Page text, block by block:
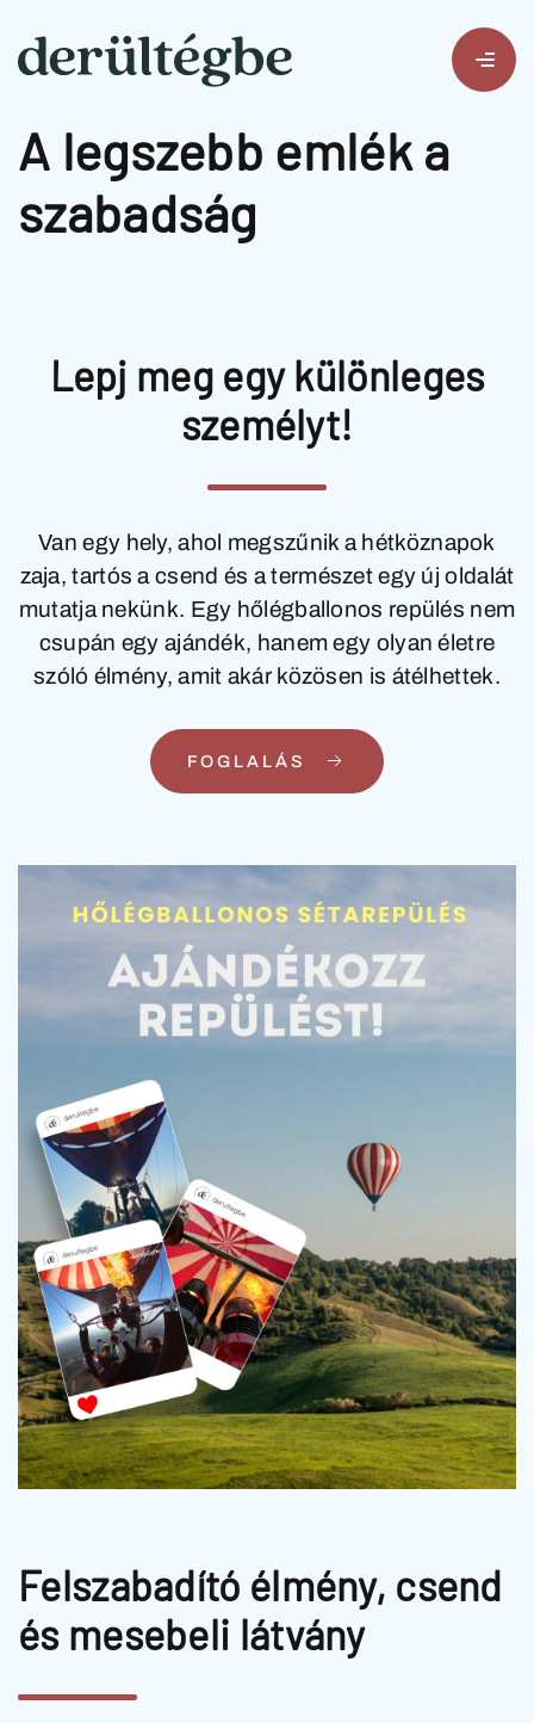
A legszebb emlék a
szabadság
Lepj meg egy különleges
személyt!
Van egy hely, ahol megszűnik a hétköznapok
zaja, tartós a csend és a természet egy új oldalát
mutatja nekünk. Egy hőlégballonos repülés nem
csupán egy ajándék, hanem egy olyan életre
szóló élmény, amit akár közösen is átélhettek.
FOGLALÁS
Felszabadító élmény, csend
és mesebeli látvány